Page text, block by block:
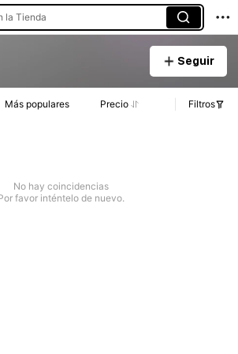
la Tienda
Seguir
Más populares Precio Filtros
No hay coincidencias
favor inténtelo de nuevo.